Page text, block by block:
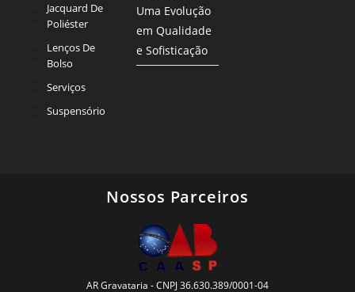
Jacquard De
Poliéster
Lenços De
Bolso
Serviços
Suspensório
Uma Evolução
em Qualidade
e Sofisticação
Nossos Parceiros
AR Gravataria - CNPJ 36.630.389/0001-04